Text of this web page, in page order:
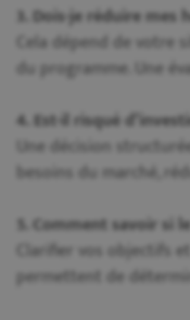
3. Dois-je réduire mes
Cela dépend de
du programme. Une
4. Est-il risqué
Une décision
besoins du marché,
5. Comment savoir si
Clarifier vos objectifs
permettent de